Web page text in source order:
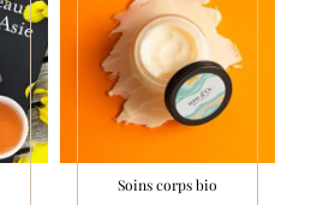
Soins corps bio